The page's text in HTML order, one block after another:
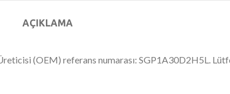
AÇIKLAMA
(OEM) referans numarası: SGP1A30D2H5L.